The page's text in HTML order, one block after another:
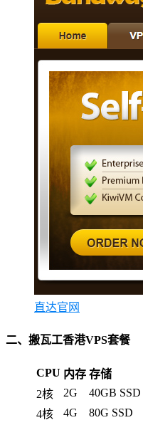
直达官网
二、搬瓦工香港VPS套餐
CPU 内存 存储
2核
2G 40GB SSD
4核
4G 80G SSD